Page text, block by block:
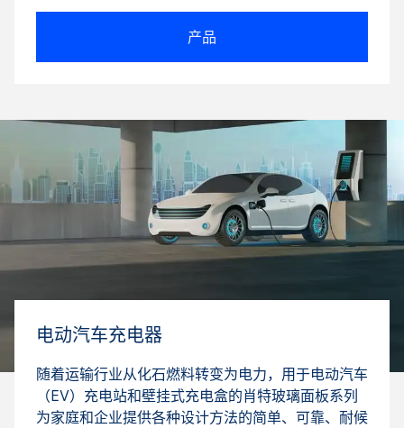
产品
电动汽车充电器
随着运输行业从化石燃料转变为电力，用于电动汽车
（EV）充电站和壁挂式充电盒的肖特玻璃面板系列
为家庭和企业提供各种设计方法的简单、可靠、耐候